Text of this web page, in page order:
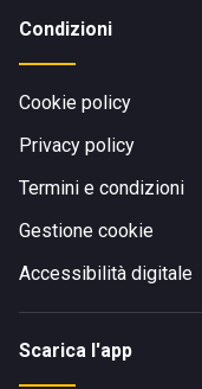
Condizioni
Cookie policy
Privacy policy
Termini e condizioni
Gestione cookie
Accessibilità digitale
Scarica l'app